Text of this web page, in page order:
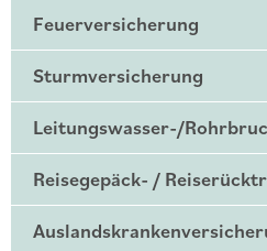
Feuerversicherung
Sturmversicherung
Leitungswasser-/
Reisegepäck- /